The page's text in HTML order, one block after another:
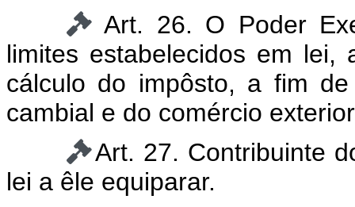
Art. 26. O Poder
limites estabelecidos em
cálculo do impôsto, a fim
cambial e do comércio
Art. 27. Contribuinte
lei a êle equiparar.